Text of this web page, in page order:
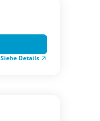
Siehe Details